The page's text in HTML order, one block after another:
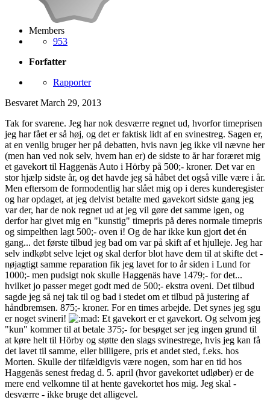
Members
953
Forfatter
Rapporter
Besvaret March 29, 2013
Tak for svarene. Jeg har nok desværre regnet ud, hvorfor timeprisen
jeg har fået er så høj, og det er faktisk lidt af en svinestreg. Sagen er,
at en venlig bruger her på debatten, hvis navn jeg ikke vil nævne her
(men han ved nok selv, hvem han er) de sidste to år har foræret mig
et gavekort til Haggenäs Auto i Hörby på 500;- kroner. Det var en
stor hjælp sidste år, og det havde jeg så håbet det også ville være i år.
Men eftersom de formodentlig har slået mig op i deres kunderegister
og har opdaget, at jeg delvist betalte med gavekort sidste gang jeg
var der, har de nok regnet ud at jeg vil gøre det samme igen, og
derfor har givet mig en "kunstig" timepris på deres normale timepris
og simpelthen lagt 500;- oven i! Og de har ikke kun gjort det én
gang... det første tilbud jeg bad om var på skift af et hjulleje. Jeg har
selv indkøbt selve lejet og skal derfor blot have dem til at skifte det -
nøjagtigt samme reparation fik jeg lavet for to år siden i Lund for
1000;- men pudsigt nok skulle Haggenäs have 1479;- for det...
hvilket jo passer meget godt med de 500;- ekstra oveni. Det tilbud
sagde jeg så nej tak til og bad i stedet om et tilbud på justering af
håndbremsen. 875;- kroner. For en times arbejde. Det synes jeg sgu
er noget svineri!
Et gavekort er et gavekort. Og selvom jeg
"kun" kommer til at betale 375;- for besøget ser jeg ingen grund til
at køre helt til Hörby og støtte den slags svinestrege, hvis jeg kan få
det lavet til samme, eller billigere, pris et andet sted, f.eks. hos
Morten. Skulle der tilfældigvis være nogen, som har en tid hos
Haggenäs senest fredag d. 5. april (hvor gavekortet udløber) er de
mere end velkomne til at hente gavekortet hos mig. Jeg skal -
desværre - ikke bruge det alligevel.